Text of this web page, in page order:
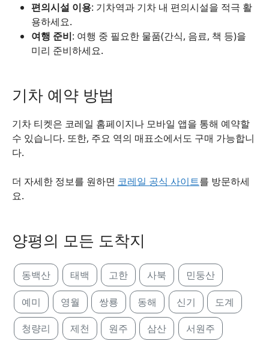
편의시설 이용: 기차역과 기차 내 편의시설을 적극 활
용하세요.
여행 준비: 여행 중 필요한 물품(간식, 음료, 책 등)을
미리 준비하세요.
기차 예약 방법
기차 티켓은 코레일 홈페이지나 모바일 앱을 통해 예약할
수 있습니다. 또한, 주요 역의 매표소에서도 구매 가능합니
다.
더 자세한 정보를 원하면 코레일 공식 사이트를 방문하세
요.
양평의 모든 도착지
동백산 태백 고한 사북 민둥산
예미 영월 쌍룡 동해 신기 도계
청량리 제천 원주 삼산 서원주